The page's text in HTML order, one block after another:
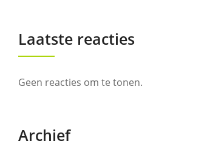
Laatste reacties
Geen reacties om te tonen.
Archief